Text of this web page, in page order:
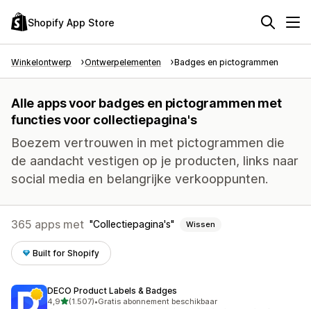
Shopify App Store
Winkelontwerp Ontwerpelementen Badges en pictogrammen
Alle apps voor badges en pictogrammen met
functies voor collectiepagina's
Boezem vertrouwen in met pictogrammen die
de aandacht vestigen op je producten, links naar
social media en belangrijke verkooppunten.
365 apps met Collectiepagina's Wissen
Built for Shopify
DECO Product Labels & Badges
4,9van 5 sterren
(1.507)
1507 recensies in totaal
•Gratis abonnement beschikbaar